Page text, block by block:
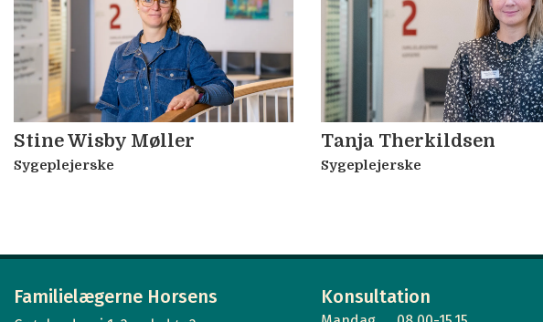
Stine Wisby Møller
Sygeplejerske
Tanja Therkildsen
Sygeplejerske
Familielægerne Horsens Konsultation